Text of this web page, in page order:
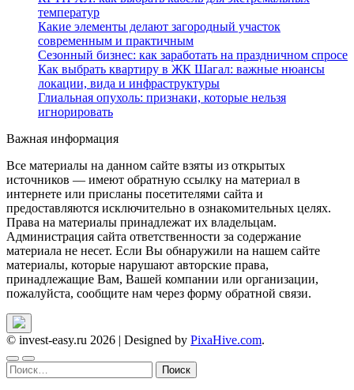
температур
Какие элементы делают загородный участок
современным и практичным
Сезонный бизнес: как заработать на праздничном спросе
Как выбрать квартиру в ЖК Шагал: важные нюансы
локации, вида и инфраструктуры
Глиальная опухоль: признаки, которые нельзя
игнорировать
Важная информация
Все материалы на данном сайте взяты из открытых
источников — имеют обратную ссылку на материал в
интернете или присланы посетителями сайта и
предоставляются исключительно в ознакомительных целях.
Права на материалы принадлежат их владельцам.
Администрация сайта ответственности за содержание
материала не несет. Если Вы обнаружили на нашем сайте
материалы, которые нарушают авторские права,
принадлежащие Вам, Вашей компании или организации,
пожалуйста, сообщите нам через форму обратной связи.
© invest-easy.ru 2026 | Designed by PixaHive.com.
Найти: